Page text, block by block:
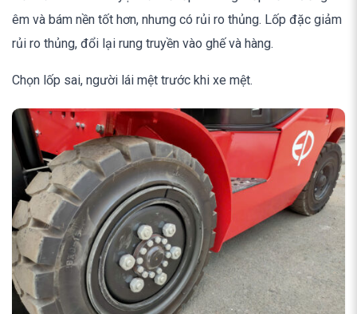
êm và bám nền tốt hơn, nhưng có rủi ro thủng. Lốp đặc giảm
rủi ro thủng, đổi lại rung truyền vào ghế và hàng.
Chọn lốp sai, người lái mệt trước khi xe mệt.